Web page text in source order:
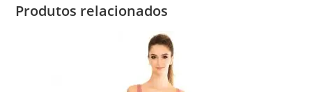
Produtos relacionados